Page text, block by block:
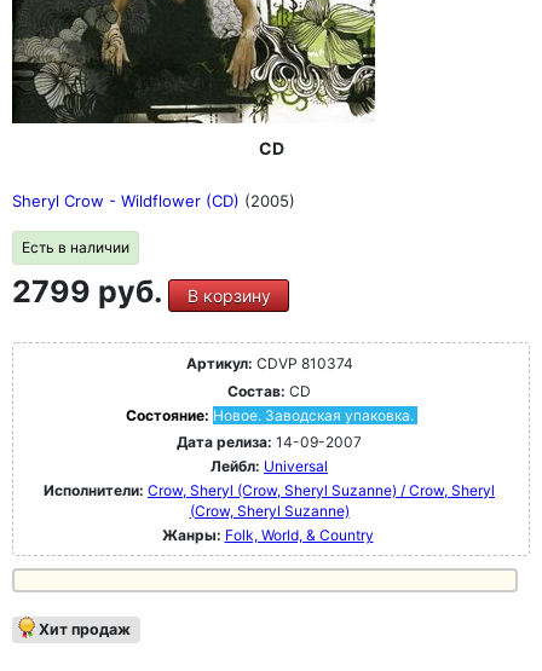
CD
Sheryl Crow - Wildflower (CD) (2005)
Есть в наличии
2799 руб. В корзину
Артикул: CDVP 810374
Состав: CD
Состояние: Новое. Заводская упаковка.
Дата релиза: 14-09-2007
Лейбл: Universal
Исполнители: Crow, Sheryl (Crow, Sheryl Suzanne) / Crow, Sheryl
(Crow, Sheryl Suzanne)
Жанры: Folk, World, & Country
Хит продаж